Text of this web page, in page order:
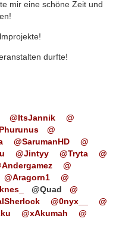
mir eine schöne Zeit und
durfte!
ItsJannik
Phurunus
SarumanHD
Jintyy
Tryta
Andergamez
Aragorn1
@Quad
0nyx__
xAkumah